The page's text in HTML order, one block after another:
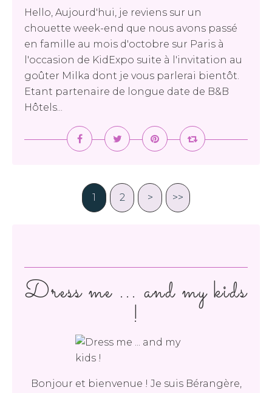
Hello, Aujourd'hui, je reviens sur un
chouette week-end que nous avons passé
en famille au mois d'octobre sur Paris à
l'occasion de KidExpo suite à l'invitation au
goûter Milka dont je vous parlerai bientôt.
Etant partenaire de longue date de B&B
Hôtels...
1 2 > >>
Dress me ... and my kids
!
Bonjour et bienvenue ! Je suis Bérangère,